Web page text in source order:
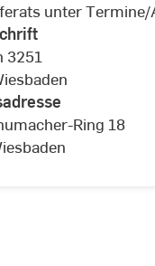
unter
3251
Ring 18